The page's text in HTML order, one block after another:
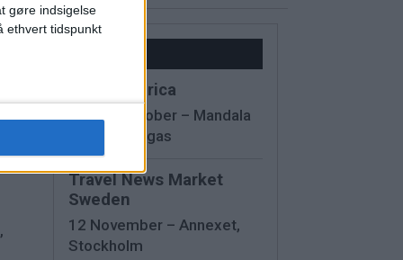
gøre indsigelse
ethvert tidspunkt
IMEX America
13 - 15 October – Mandala
Bay, Las Vegas
Travel News Market
Sweden
12 November – Annexet,
Stockholm